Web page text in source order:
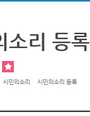
소리 등록
시민의소리 시민의소리 등록